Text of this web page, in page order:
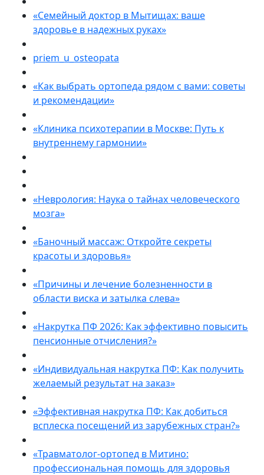
«Семейный доктор в Мытищах: ваше
здоровье в надежных руках»
priem_u_osteopata
«Как выбрать ортопеда рядом с вами: советы
и рекомендации»
«Клиника психотерапии в Москве: Путь к
внутреннему гармонии»
«Неврология: Наука о тайнах человеческого
мозга»
«Баночный массаж: Откройте секреты
красоты и здоровья»
«Причины и лечение болезненности в
области виска и затылка слева»
«Накрутка ПФ 2026: Как эффективно повысить
пенсионные отчисления?»
«Индивидуальная накрутка ПФ: Как получить
желаемый результат на заказ»
«Эффективная накрутка ПФ: Как добиться
всплеска посещений из зарубежных стран?»
«Травматолог-ортопед в Митино:
профессиональная помощь для здоровья